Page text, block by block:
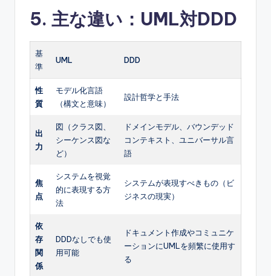
5. 主な違い：UML対DDD
基
準
UML DDD
性
質
モデル化言語
（構文と意味）
設計哲学と手法
出
力
図（クラス図、
シーケンス図な
ど）
ドメインモデル、バウンデッド
コンテキスト、ユニバーサル言
語
焦
点
システムを視覚
的に表現する方
法
システムが表現すべきもの（ビ
ジネスの現実）
依
存
関
係
DDDなしでも使
用可能
ドキュメント作成やコミュニケ
ーションにUMLを頻繁に使用す
る